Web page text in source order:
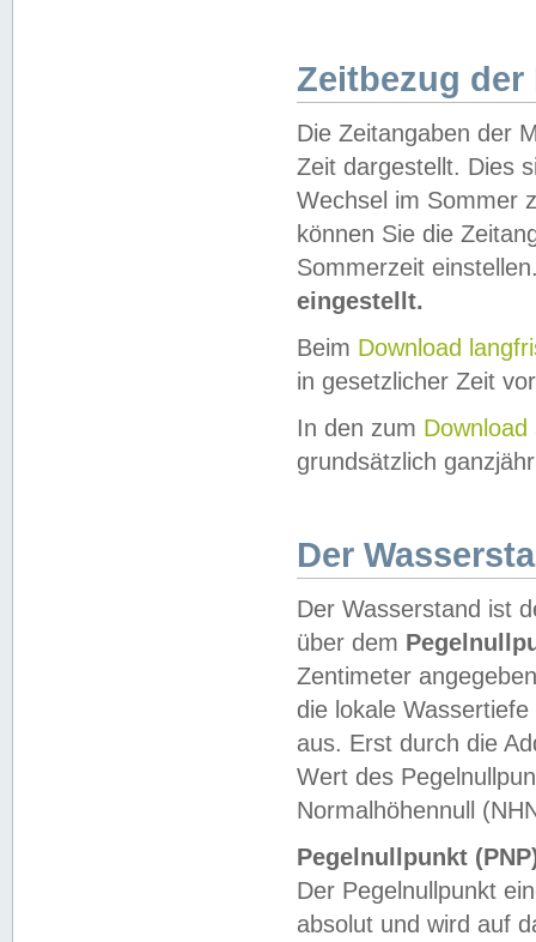
Zeitbezug der
Die Zeitangaben der
Zeit dargestellt. Dies
Wechsel im Sommer
können Sie die
Sommerzeit
eingestellt.
Beim Download
in gesetzlicher Zeit
In den zum Download
grundsätzlich
Der
Der Wasserstand ist
über dem
Zentimeter
die lokale
aus. Erst durch die
Wert des
Normalhöhennull
Pegelnullpunkt
Der Pegelnullpunkt
absolut und wird auf